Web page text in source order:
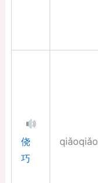
侥
巧
qiǎoqiǎo